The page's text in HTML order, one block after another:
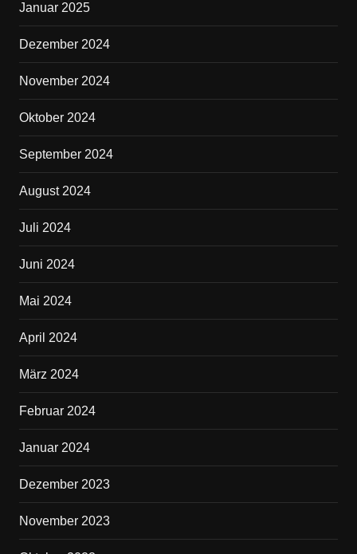
Januar 2025
Dezember 2024
November 2024
Oktober 2024
September 2024
August 2024
Juli 2024
Juni 2024
Mai 2024
April 2024
März 2024
Februar 2024
Januar 2024
Dezember 2023
November 2023